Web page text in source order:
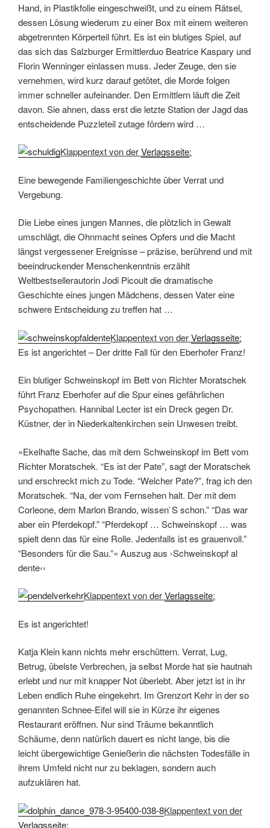
Hand, in Plastikfolie eingeschweißt, und zu einem Rätsel,
dessen Lösung wiederum zu einer Box mit einem weiteren
abgetrennten Körperteil führt. Es ist ein blutiges Spiel, auf
das sich das Salzburger Ermittlerduo Beatrice Kaspary und
Florin Wenninger einlassen muss. Jeder Zeuge, den sie
vernehmen, wird kurz darauf getötet, die Morde folgen
immer schneller aufeinander. Den Ermittlern läuft die Zeit
davon. Sie ahnen, dass erst die letzte Station der Jagd das
entscheidende Puzzleteil zutage fördern wird …
Klappentext von derVerlagsseite:
Eine bewegende Familiengeschichte über Verrat und
Vergebung.
Die Liebe eines jungen Mannes, die plötzlich in Gewalt
umschlägt, die Ohnmacht seines Opfers und die Macht
längst vergessener Ereignisse – präzise, berührend und mit
beeindruckender Menschenkenntnis erzählt
Weltbestsellerautorin Jodi Picoult die dramatische
Geschichte eines jungen Mädchens, dessen Vater eine
schwere Entscheidung zu treffen hat …
Klappentext von derVerlagsseite:
Es ist angerichtet – Der dritte Fall für den Eberhofer Franz!
Ein blutiger Schweinskopf im Bett von Richter Moratschek
führt Franz Eberhofer auf die Spur eines gefährlichen
Psychopathen. Hannibal Lecter ist ein Dreck gegen Dr.
Küstner, der in Niederkaltenkirchen sein Unwesen treibt.
»Ekelhafte Sache, das mit dem Schweinskopf im Bett vom
Richter Moratschek. “Es ist der Pate”, sagt der Moratschek
und erschreckt mich zu Tode. “Welcher Pate?”, frag ich den
Moratschek. “Na, der vom Fernsehen halt. Der mit dem
Corleone, dem Marlon Brando, wissen`S schon.” “Das war
aber ein Pferdekopf.” “Pferdekopf … Schweinskopf … was
spielt denn das für eine Rolle. Jedenfalls ist es grauenvoll.”
“Besonders für die Sau.”« Auszug aus ›Schweinskopf al
dente‹‹
Klappentext von derVerlagsseite:
Es ist angerichtet!
Katja Klein kann nichts mehr erschüttern. Verrat, Lug,
Betrug, übelste Verbrechen, ja selbst Morde hat sie hautnah
erlebt und nur mit knapper Not überlebt. Aber jetzt ist in ihr
Leben endlich Ruhe eingekehrt. Im Grenzort Kehr in der so
genannten Schnee-Eifel will sie in Kürze ihr eigenes
Restaurant eröffnen. Nur sind Träume bekanntlich
Schäume, denn natürlich dauert es nicht lange, bis die
leicht übergewichtige Genießerin die nächsten Todesfälle in
ihrem Umfeld nicht nur zu beklagen, sondern auch
aufzuklären hat.
Klappentext von der
Verlagsseite: